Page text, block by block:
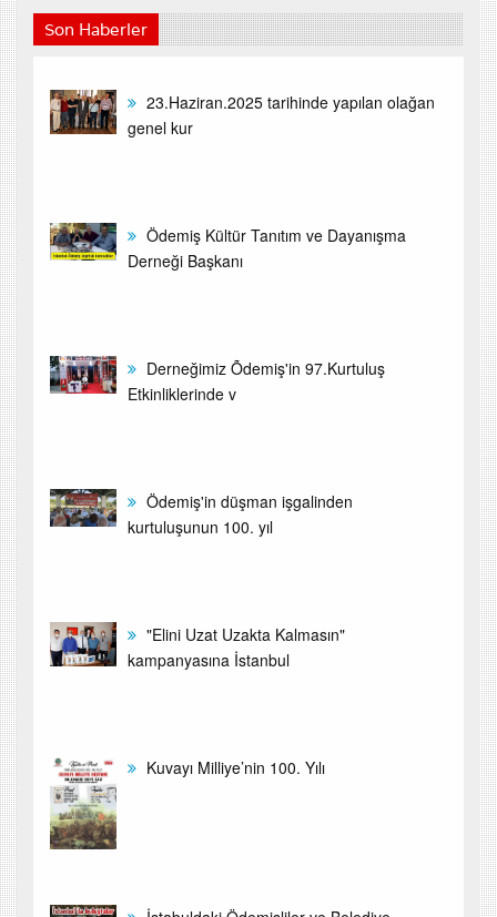
Son Haberler
23.Haziran.2025 tarihinde yapılan olağan
genel kur
Ödemiş Kültür Tanıtım ve Dayanışma
Derneği Başkanı
Derneğimiz Õdemiş'in 97.Kurtuluş
Etkinliklerinde v
Ödemiş'in düşman işgalinden
kurtuluşunun 100. yıl
"Elini Uzat Uzakta Kalmasın"
kampanyasına İstanbul
Kuvayı Milliye’nin 100. Yılı